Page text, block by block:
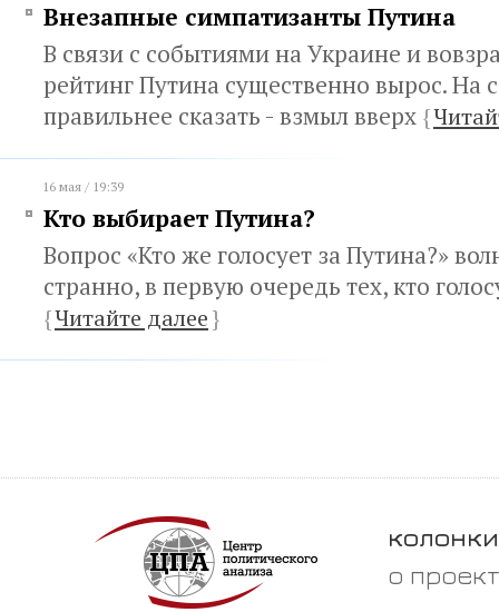
Внезапные симпатизанты Путина
В связи с событиями на Украине и
рейтинг Путина существенно вырос. На
правильнее сказать - взмыл вверх {
16 мая / 19:39
Кто выбирает Путина?
Вопрос «Кто же голосует за Путина?»
странно, в первую очередь тех, кто
{Читайте далее}
колонки
о